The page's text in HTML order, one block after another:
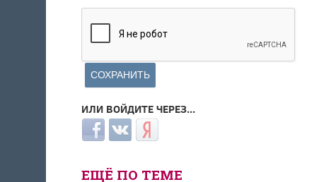
ИЛИ ВОЙДИТЕ ЧЕРЕЗ...
Login with Facebook
Login with ВКонтакте
Login with Яндекс
ЕЩЁ ПО ТЕМЕ